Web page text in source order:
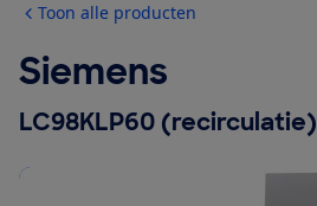
Toon alle producten
Siemens
LC98KLP60 (recirculatie)